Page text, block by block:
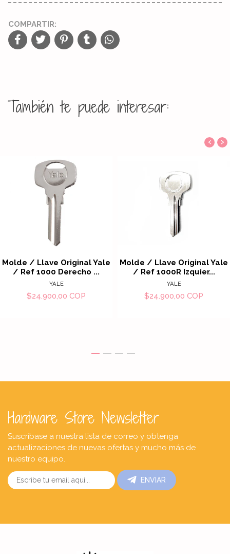
COMPARTIR:
También te puede interesar:
Molde / Llave Original Yale
/ Ref 1000 Derecho ...
YALE
$24.900,00 COP
Molde / Llave Original Yale
/ Ref 1000R Izquier...
YALE
$24.900,00 COP
‹ ›
Hardware Store Newsletter
Suscríbase a nuestra lista de correo y obtenga
actualizaciones de nuevas ofertas y mucho más de
nuestro equipo.
ENVIAR